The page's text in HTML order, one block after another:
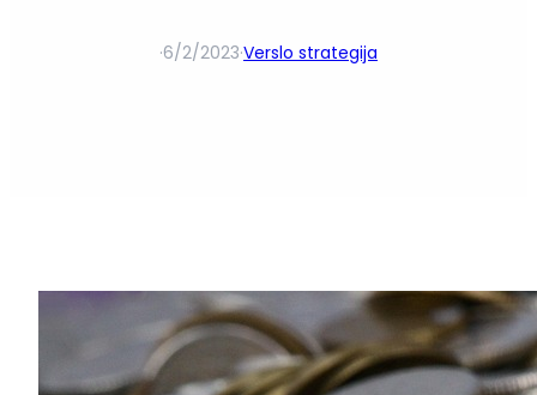
·6/2/2023·Verslo strategija